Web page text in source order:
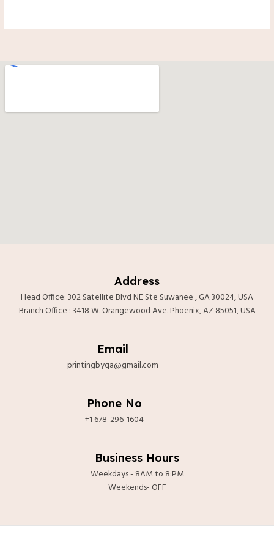
Address
Head Office: 302 Satellite Blvd NE Ste Suwanee , GA 30024, USA
Branch Office : 3418 W. Orangewood Ave. Phoenix, AZ 85051, USA
Email
printingbyqa@gmail.com
Phone No
+1 678-296-1604
Business Hours
Weekdays - 8AM to 8:PM
Weekends- OFF